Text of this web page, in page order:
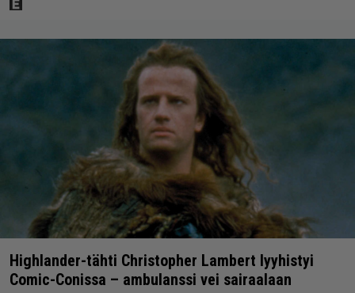
Highlander-tähti Christopher Lambert lyyhistyi
Comic-Conissa – ambulanssi vei sairaalaan